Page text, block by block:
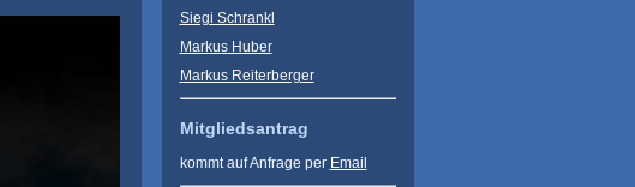
Siegi Schrankl
Markus Huber
Markus Reiterberger
Mitgliedsantrag
kommt auf Anfrage per Email